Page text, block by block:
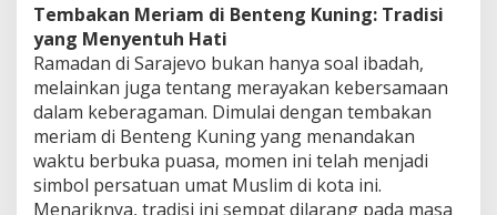
Tembakan Meriam di Benteng Kuning: Tradisi
yang Menyentuh Hati
Ramadan di Sarajevo bukan hanya soal ibadah,
melainkan juga tentang merayakan kebersamaan
dalam keberagaman. Dimulai dengan tembakan
meriam di Benteng Kuning yang menandakan
waktu berbuka puasa, momen ini telah menjadi
simbol persatuan umat Muslim di kota ini.
Menariknya, tradisi ini sempat dilarang pada masa